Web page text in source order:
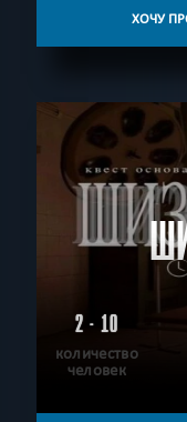
ХОЧУ
2 - 10
количество
человек